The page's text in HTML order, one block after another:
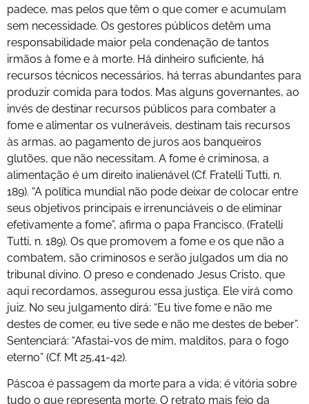
padece, mas pelos que têm o que comer e acumulam
sem necessidade. Os gestores públicos detêm uma
responsabilidade maior pela condenação de tantos
irmãos à fome e à morte. Há dinheiro suficiente, há
recursos técnicos necessários, há terras abundantes para
produzir comida para todos. Mas alguns governantes, ao
invés de destinar recursos públicos para combater a
fome e alimentar os vulneráveis, destinam tais recursos
às armas, ao pagamento de juros aos banqueiros
glutões, que não necessitam. A fome é criminosa, a
alimentação é um direito inalienável (Cf. Fratelli Tutti, n.
189). “A política mundial não pode deixar de colocar entre
seus objetivos principais e irrenunciáveis o de eliminar
efetivamente a fome”, afirma o papa Francisco. (Fratelli
Tutti, n. 189). Os que promovem a fome e os que não a
combatem, são criminosos e serão julgados um dia no
tribunal divino. O preso e condenado Jesus Cristo, que
aqui recordamos, assegurou essa justiça. Ele virá como
juiz. No seu julgamento dirá: “Eu tive fome e não me
destes de comer, eu tive sede e não me destes de beber”.
Sentenciará: “Afastai-vos de mim, malditos, para o fogo
eterno” (Cf. Mt 25,41-42).
Páscoa é passagem da morte para a vida; é vitória sobre
tudo o que representa morte. O retrato mais feio da